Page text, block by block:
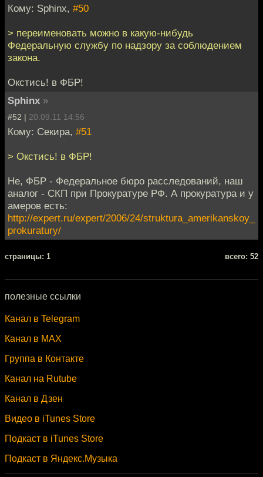
Кому: Sphinx, #50
> переименовать можно в какую-нибудь
Федеральную службу по надзору за соблюдением
закона.
Окстись! в ФБР!
Sphinx »
#52 | 20.09.11 14:56
Кому: Секира, #51
> Окстись! в ФБР!
Не, ФБР - Федеральное бюро расследований, наш
аналог - СКП при Прокуратуре РФ. А прокуратура и у
амеров есть:
http://expert.ru/expert/2006/24/struktura_amerikanskoy_
prokuratury/
cтраницы: 1 всего: 52
полезные ссылки
Канал в Telegram
Канал в MAX
Группа в Контакте
Канал на Rutube
Канал в Дзен
Видео в iTunes Store
Подкаст в iTunes Store
Подкаст в Яндекс.Музыка